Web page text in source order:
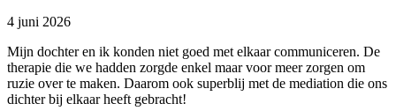
4 juni 2026
Mijn dochter en ik konden niet goed met elkaar communiceren. De
therapie die we hadden zorgde enkel maar voor meer zorgen om
ruzie over te maken. Daarom ook superblij met de mediation die ons
dichter bij elkaar heeft gebracht!